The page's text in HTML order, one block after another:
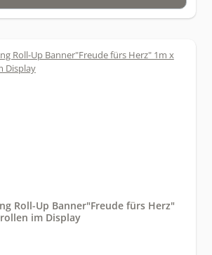
Roll-Up Banner"Freude fürs Herz"
im Display